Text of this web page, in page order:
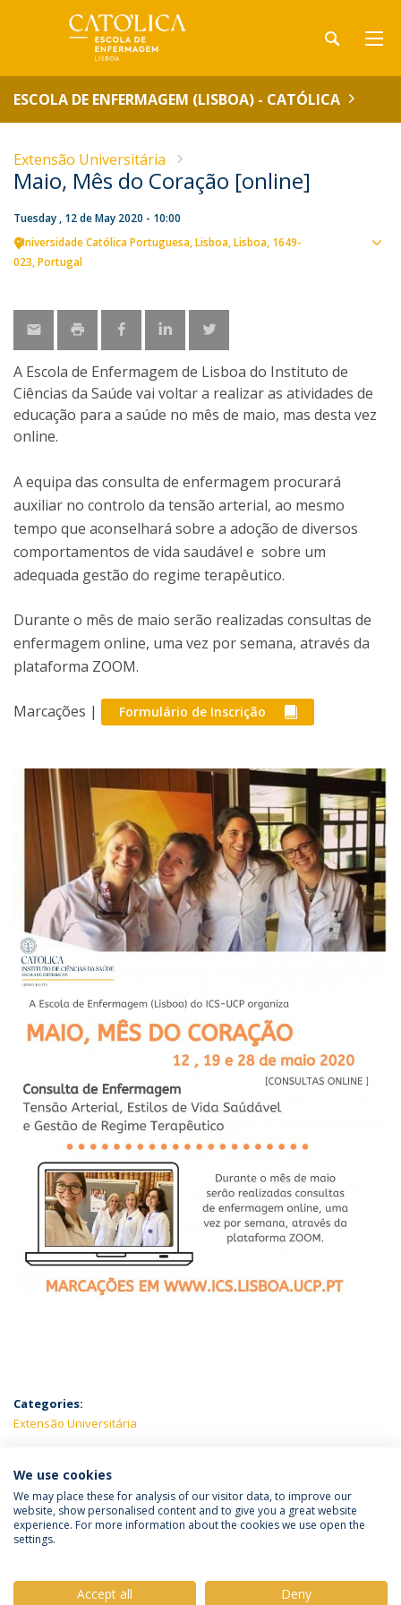
ESCOLA DE ENFERMAGEM (LISBOA) - CATÓLICA
Extensão Universitária
Maio, Mês do Coração [online]
Tuesday , 12 de May 2020 - 10:00
Universidade Católica Portuguesa Lisboa Lisboa 1649-
023 Portugal
A Escola de Enfermagem de Lisboa do Instituto de
Ciências da Saúde vai voltar a realizar as atividades de
educação para a saúde no mês de maio, mas desta vez
online.
A equipa das consulta de enfermagem procurará
auxiliar no controlo da tensão arterial, ao mesmo
tempo que aconselhará sobre a adoção de diversos
comportamentos de vida saudável e sobre um
adequada gestão do regime terapêutico.
Durante o mês de maio serão realizadas consultas de
enfermagem online, uma vez por semana, através da
plataforma ZOOM.
Marcações | Formulário de Inscrição
Categories:
Extensão Universitária
LATEST NEWS
Política de Privacidade
Termos e Condições
We use cookies
We may place these for analysis of our visitor data, to improve our
website, show personalised content and to give you a great website
experience. For more information about the cookies we use open the
settings.
Accept all Deny